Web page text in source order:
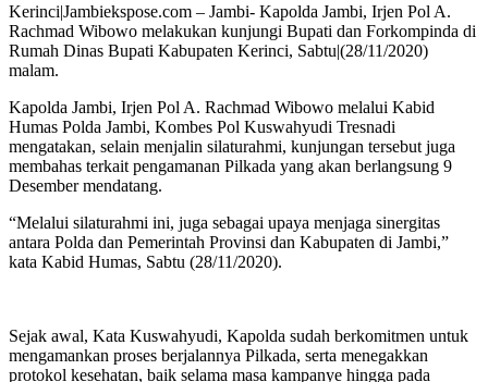
Kerinci|Jambiekspose.com – Jambi- Kapolda Jambi, Irjen Pol A.
Rachmad Wibowo melakukan kunjungi Bupati dan Forkompinda di
Rumah Dinas Bupati Kabupaten Kerinci, Sabtu|(28/11/2020)
malam.
Kapolda Jambi, Irjen Pol A. Rachmad Wibowo melalui Kabid
Humas Polda Jambi, Kombes Pol Kuswahyudi Tresnadi
mengatakan, selain menjalin silaturahmi, kunjungan tersebut juga
membahas terkait pengamanan Pilkada yang akan berlangsung 9
Desember mendatang.
“Melalui silaturahmi ini, juga sebagai upaya menjaga sinergitas
antara Polda dan Pemerintah Provinsi dan Kabupaten di Jambi,”
kata Kabid Humas, Sabtu (28/11/2020).
Sejak awal, Kata Kuswahyudi, Kapolda sudah berkomitmen untuk
mengamankan proses berjalannya Pilkada, serta menegakkan
protokol kesehatan, baik selama masa kampanye hingga pada